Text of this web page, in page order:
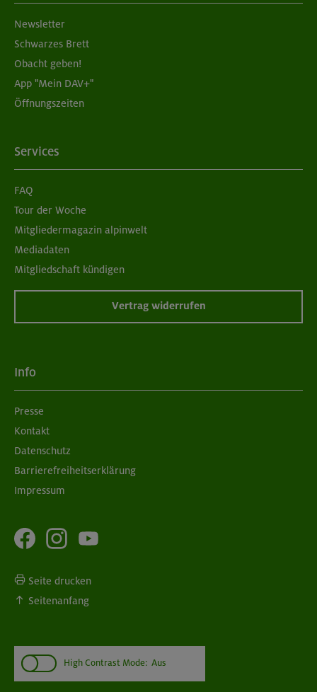
Newsletter
Schwarzes Brett
Obacht geben!
App "Mein DAV+"
Öffnungszeiten
Services
FAQ
Tour der Woche
Mitgliedermagazin alpinwelt
Mediadaten
Mitgliedschaft kündigen
Vertrag widerrufen
Info
Presse
Kontakt
Datenschutz
Barrierefreiheitserklärung
Impressum
Seite drucken
Seitenanfang
High Contrast Mode: Aus